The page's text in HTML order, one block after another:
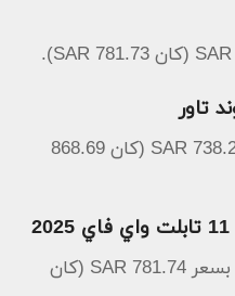
مكبر صوت متنقل قوي بسعر 738.26 SAR (كان 868.69
تابلت مناسب للتعليم والترفيه بسعر 781.74 SAR (كان